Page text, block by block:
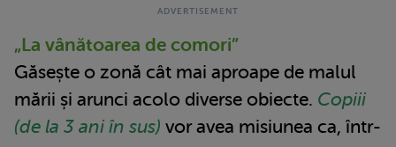
„La vânătoarea de comori”
Găsește o zonă cât mai aproape de malul
mării și arunci acolo diverse obiecte. Copiii
(de la 3 ani în sus) vor avea misiunea ca, într-